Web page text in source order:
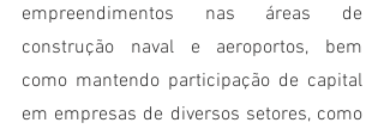
empreendimentos nas áreas de
construção naval e aeroportos, bem
como mantendo participação de capital
em empresas de diversos setores, como